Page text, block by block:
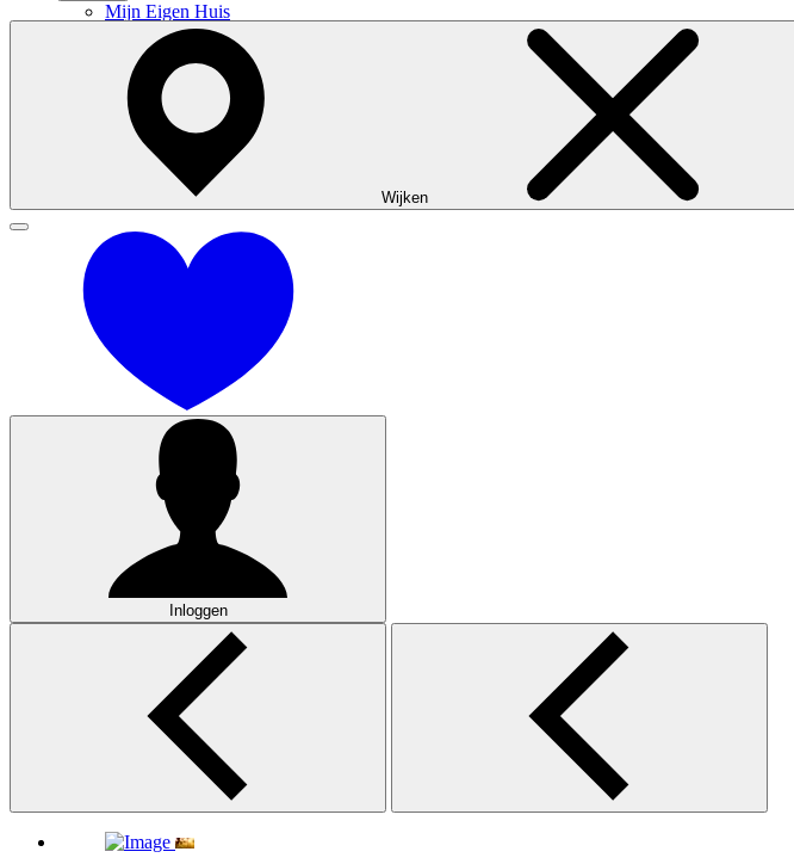
Mijn Eigen Huis
Financiele check
Financiering
Woning kopen
Veel gestelde vragen
Over BPD
Contact
Wijken
Inloggen